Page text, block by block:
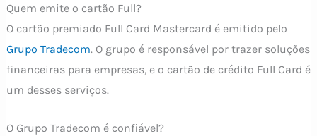
Quem emite o cartão Full?
O cartão premiado Full Card Mastercard é emitido pelo
Grupo Tradecom. O grupo é responsável por trazer soluções
financeiras para empresas, e o cartão de crédito Full Card é
um desses serviços.
O Grupo Tradecom é confiável?